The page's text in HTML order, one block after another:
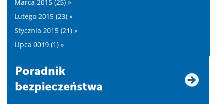
Marca 2015 (25) »
Lutego 2015 (23) »
Stycznia 2015 (21) »
Lipca 0019 (1) »
Poradnik
bezpieczeństwa